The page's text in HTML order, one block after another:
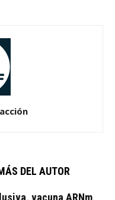
DEL AUTOR
vacuna ARNm